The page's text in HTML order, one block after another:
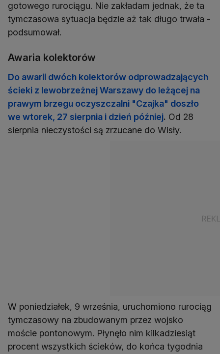
gotowego rurociągu. Nie zakładam jednak, że ta
tymczasowa sytuacja będzie aż tak długo trwała -
podsumował.
Awaria kolektorów
Do awarii dwóch kolektorów odprowadzających
ścieki z lewobrzeżnej Warszawy do leżącej na
prawym brzegu oczyszczalni "Czajka" doszło
we wtorek, 27 sierpnia i dzień później. Od 28
sierpnia nieczystości są zrzucane do Wisły.
W poniedziałek, 9 września, uruchomiono rurociąg
tymczasowy na zbudowanym przez wojsko
moście pontonowym. Płynęło nim kilkadziesiąt
procent wszystkich ścieków, do końca tygodnia